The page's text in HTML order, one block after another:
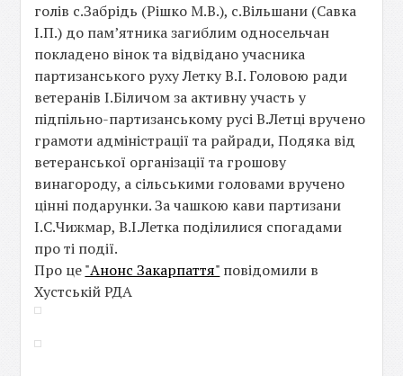
голів с.Забрідь (Рішко М.В.), с.Вільшани (Савка
І.П.) до пам’ятника загиблим односельчан
покладено вінок та відвідано учасника
партизанського руху Летку В.І. Головою ради
ветеранів І.Біличом за активну участь у
підпільно-партизанському русі В.Летці вручено
грамоти адміністрації та райради, Подяка від
ветеранської організації та грошову
винагороду, а сільськими головами вручено
цінні подарунки. За чашкою кави партизани
І.С.Чижмар, В.І.Летка поділилися спогадами
про ті події.
Про це"Анонс Закарпаття" повідомили в
Хустській РДА